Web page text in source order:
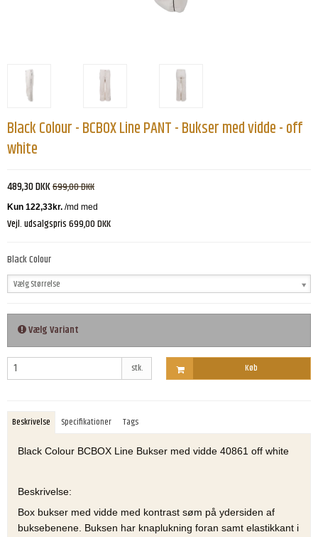
Black Colour - BCBOX Line PANT - Bukser med vidde - off
white
489,30 DKK699,00 DKK
Vejl. udsalgspris 699,00 DKK
Black Colour
Vælg Størrelse
Vælg Variant
stk. Køb
Beskrivelse Specifikationer Tags
Black Colour BCBOX Line Bukser med vidde 40861 off white
Beskrivelse:
Box bukser med vidde med kontrast søm på ydersiden af
buksebenene. Buksen har knaplukning foran samt elastikkant i